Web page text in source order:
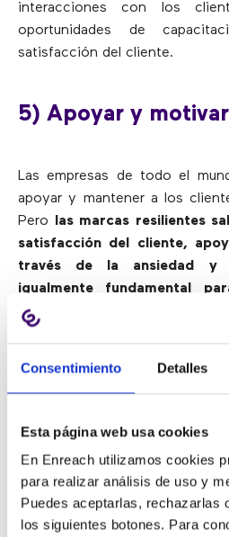
Consentimiento Detalles
Esta página web usa cookies
En Enreach utilizamos cookies
para realizar análisis de uso y
Puedes aceptarlas, rechazarlas
los siguientes botones. Para
interacciones con los
oportunidades de
satisfacción del cliente.
5) Apoyar y
Las empresas de todo el
apoyar y mantener a los
Pero
las marcas resilientes
satisfacción del cliente,
través de la ansiedad y
igualmente fundamental
negocio y la supervivencia a
desempeñan mejor, lo que
la continuidad del negocio en
tienen un impacto a largo
las tasas de rotación, la
retención, todos los
financieros cuantificables.